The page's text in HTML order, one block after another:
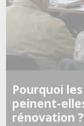
Pourquoi
peinent-
rénovation ?